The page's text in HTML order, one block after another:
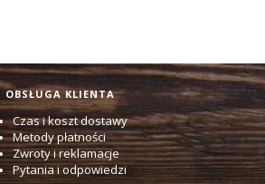
OBSŁUGA KLIENTA
Czas i koszt dostawy
Metody płatności
Zwroty i reklamacje
Pytania i odpowiedzi